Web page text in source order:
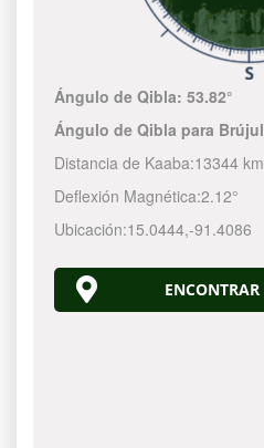
Ángulo de Qibla:53.82°
Ángulo de Qibla para
Distancia de Kaaba:13344 km
Deflexión Magnética:2.12°
Ubicación:15.0444,-91.4086